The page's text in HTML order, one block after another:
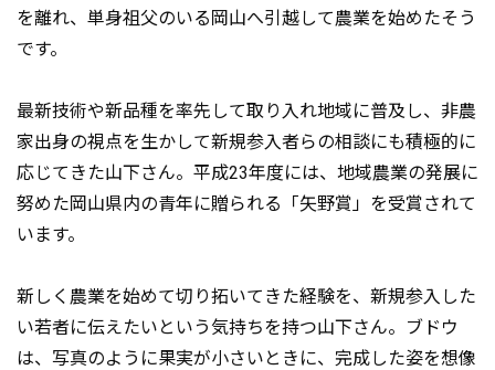
を離れ、単身祖父のいる岡山へ引越して農業を始めたそう
です。
最新技術や新品種を率先して取り入れ地域に普及し、非農
家出身の視点を生かして新規参入者らの相談にも積極的に
応じてきた山下さん。平成23年度には、地域農業の発展に
努めた岡山県内の青年に贈られる「矢野賞」を受賞されて
います。
新しく農業を始めて切り拓いてきた経験を、新規参入した
い若者に伝えたいという気持ちを持つ山下さん。ブドウ
は、写真のように果実が小さいときに、完成した姿を想像